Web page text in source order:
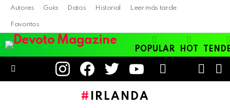
Autores Guía Datos Historial Leer más tarde
Favoritos
POPULAR HOT
instagramfacebooktwitter youtube
SKIN
IRLANDA